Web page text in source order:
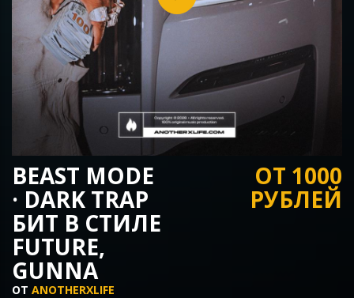
BEAST MODE
· DARK TRAP
БИТ В СТИЛЕ
FUTURE,
GUNNA
ОТ ANOTHERXLIFE
ОТ 1000
РУБЛЕЙ